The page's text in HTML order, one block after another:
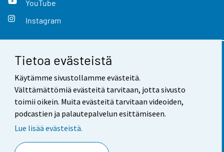
Tietoa evästeistä
Käytämme sivustollamme evästeitä.
Välttämättömiä evästeitä tarvitaan, jotta sivusto
toimii oikein. Muita evästeitä tarvitaan videoiden,
podcastien ja palautepalvelun esittämiseen.
Lue lisää evästeistä.
YouTube
Instagram
Yhteystiedot
Palaute
Käyttöehdot
Saavutettavuus